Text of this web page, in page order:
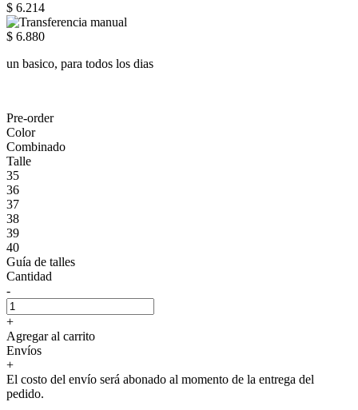
$ 6.214
$ 6.880
un basico, para todos los dias
Pre-order
Color
Combinado
Talle
35
36
37
38
39
40
Guía de talles
Cantidad
-
+
Agregar al carrito
Envíos
+
El costo del envío será abonado al momento de la entrega del
pedido.